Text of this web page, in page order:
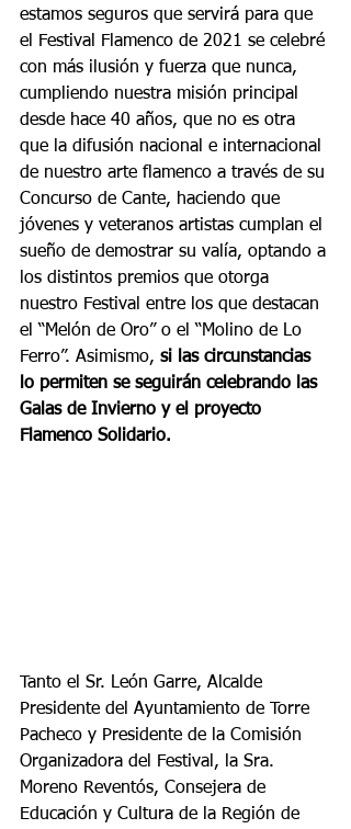
estamos seguros que servirá para que
el Festival Flamenco de 2021 se celebré
con más ilusión y fuerza que nunca,
cumpliendo nuestra misión principal
desde hace 40 años, que no es otra
que la difusión nacional e internacional
de nuestro arte flamenco a través de su
Concurso de Cante, haciendo que
jóvenes y veteranos artistas cumplan el
sueño de demostrar su valía, optando a
los distintos premios que otorga
nuestro Festival entre los que destacan
el “Melón de Oro” o el “Molino de Lo
Ferro”. Asimismo, si las circunstancias
lo permiten se seguirán celebrando las
Galas de Invierno y el proyecto
Flamenco Solidario.
Tanto el Sr. León Garre, Alcalde
Presidente del Ayuntamiento de Torre
Pacheco y Presidente de la Comisión
Organizadora del Festival, la Sra.
Moreno Reventós, Consejera de
Educación y Cultura de la Región de